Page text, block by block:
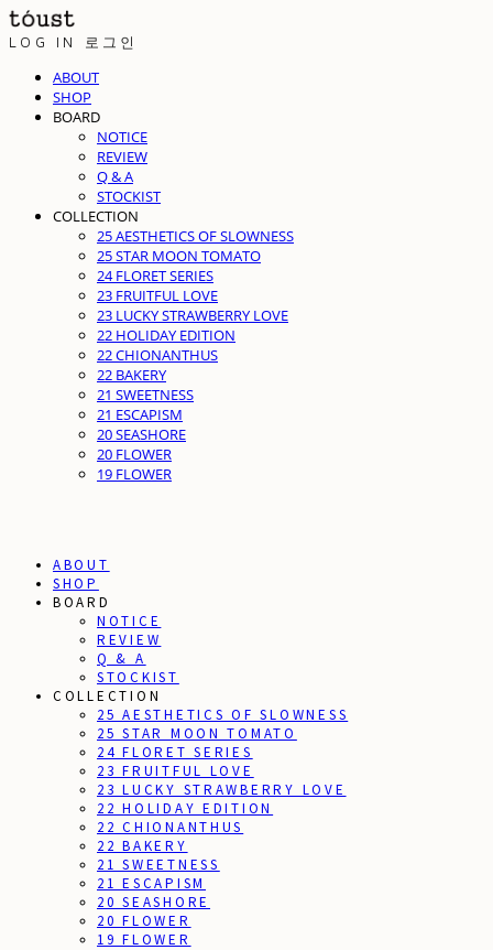
LOG IN 로그인
ABOUT
SHOP
BOARD
NOTICE
REVIEW
Q & A
STOCKIST
COLLECTION
25 AESTHETICS OF SLOWNESS
25 STAR MOON TOMATO
24 FLORET SERIES
23 FRUITFUL LOVE
23 LUCKY STRAWBERRY LOVE
22 HOLIDAY EDITION
22 CHIONANTHUS
22 BAKERY
21 SWEETNESS
21 ESCAPISM
20 SEASHORE
20 FLOWER
19 FLOWER
ABOUT
SHOP
BOARD
NOTICE
REVIEW
Q & A
STOCKIST
COLLECTION
25 AESTHETICS OF SLOWNESS
25 STAR MOON TOMATO
24 FLORET SERIES
23 FRUITFUL LOVE
23 LUCKY STRAWBERRY LOVE
22 HOLIDAY EDITION
22 CHIONANTHUS
22 BAKERY
21 SWEETNESS
21 ESCAPISM
20 SEASHORE
20 FLOWER
19 FLOWER